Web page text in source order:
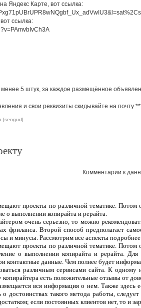
Яндекс Карте, вот ссылка:
ссылка:
5 штук, за каждое размещённое
и свои реквизиты скидывайте на почту
[seogud]
Комментарии к
проекты по различной тематике.
о выполнении копирайта и рерайта.
очень серьезно, то можно
фриланса. Второй способ предполагает
и минусы. Рассмотрим все аспекты
проекты по различной тематике.
о выполнении копирайта и рерайта.
контактные данные. Чем полнее будет
различным сервисами сайта. К
есть положительные отзывы от
вся информация о нем. Также
достоинствах такого метода работы,
если постоянных клиентов нет, то и